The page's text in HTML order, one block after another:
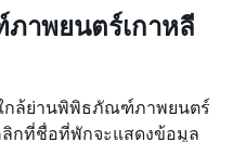
าพยนตร์เกาหลี
กล้ย่านพิพิธภัณฑ์ภาพยนตร์
กที่ชื่อที่พักจะแสดงข้อมูล